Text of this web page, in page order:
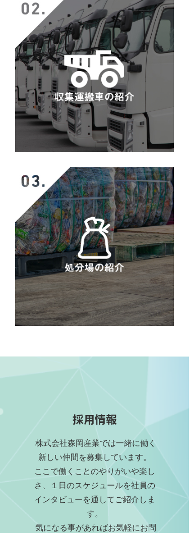
採用情報
株式会社森岡産業では一緒に働く
新しい仲間を募集しています。
ここで働くことのやりがいや楽し
さ、１日のスケジュールを社員の
インタビューを通してご紹介しま
す。
気になる事があればお気軽にお問